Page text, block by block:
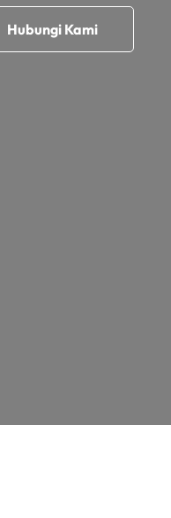
Hubungi Kami